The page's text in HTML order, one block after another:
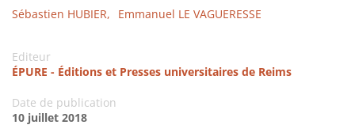
Sébastien HUBIER, Emmanuel LE VAGUERESSE
Editeur
ÉPURE - Éditions et Presses universitaires de Reims
Date de publication
10 juillet 2018